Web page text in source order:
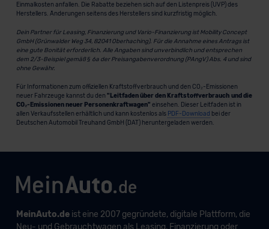
Einmalkosten anfallen. Die Rabatte beziehen sich auf den Listenpreis (UVP) des
Herstellers. Änderungen seitens des Herstellers sind kurzfristig möglich.
Dein Partner für Leasing, Finanzierung und Vario-Finanzierung ist Mobility Concept
GmbH (Grünwalder Weg 34, 82041 Oberhaching). Für die Annahme eines Antrags ist
eine gute Bonität erforderlich. Alle Angaben sind unverbindlich und entsprechen
dem 2/3-Beispiel gemäß § 6a der Preisangabenverordnung (PAngV) Abs. 4 und sind
ohne Gewähr.
Für Informationen zum offiziellen Kraftstoffverbrauch und den CO₂-Emissionen
neuer Fahrzeuge kannst du den "Leitfaden über den Kraftstoffverbrauch und die
CO₂-Emissionen neuer Personenkraftwagen" einsehen. Dieser Leitfaden ist in
allen Verkaufsstellen erhältlich und kann kostenlos als PDF-Download bei der
Deutschen Automobil Treuhand GmbH (DAT) heruntergeladen werden.
MeinAuto.deist eine 2007 gegründete, digitale Plattform, die